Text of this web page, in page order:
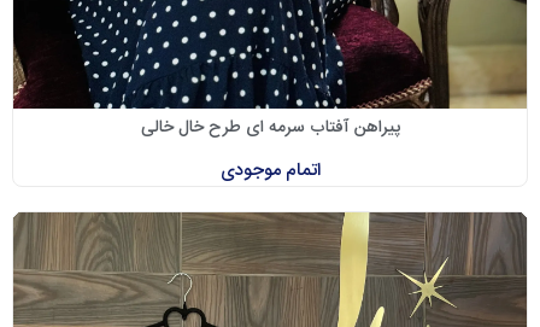
پیراهن آفتاب سرمه ای طرح خال خالی
اتمام موجودی